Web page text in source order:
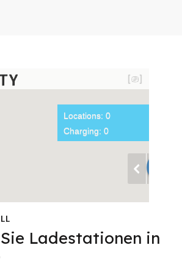
Ladestationen in